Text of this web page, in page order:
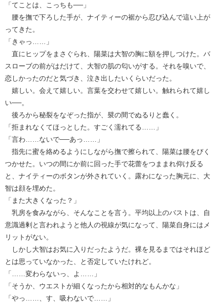
「てことは、こっちも──」
腰を撫で下ろした手が、ナイティーの裾から忍び込んで這い上が
ってきた。
「きゃっ……」
直にヒップをまさぐられ、陽菜は大智の胸に額を押しつけた。バ
スローブの前がはだけて、大智の肌の匂いがする。それを嗅いで、
恋しかったのだと気づき、泣き出したいくらいだった。
嬉しい。会えて嬉しい。言葉を交わせて嬉しい。触れられて嬉し
い──。
後ろから秘裂をなぞった指が、襞の間でぬるりと蠢く。
「拒まれなくてほっとした。すごく濡れてる……」
「言わ……ないで──あっ……」
指先に蜜を絡めるようにしながら撫で擦られて、陽菜は腰をびく
つかせた。いつの間にか前に回った手で花蕾をつままれ仰け反る
と、ナイティーのボタンが外されていく。露わになった胸元に、大
智は顔を埋めた。
「また大きくなった？」
乳房を食みながら、そんなことを言う。平均以上のバストは、自
意識過剰と言われようと他人の視線が気になって、陽菜自身にはメ
リットがない。
しかし大智はお気に入りだったようだ。裸を見るまではそれほど
とは思っていなかった、と否定していたけれど。
「……変わらないっ、よ……」
「そうか、ウエストが細くなったから相対的なもんかな」
「やっ……、す、吸わないで……」